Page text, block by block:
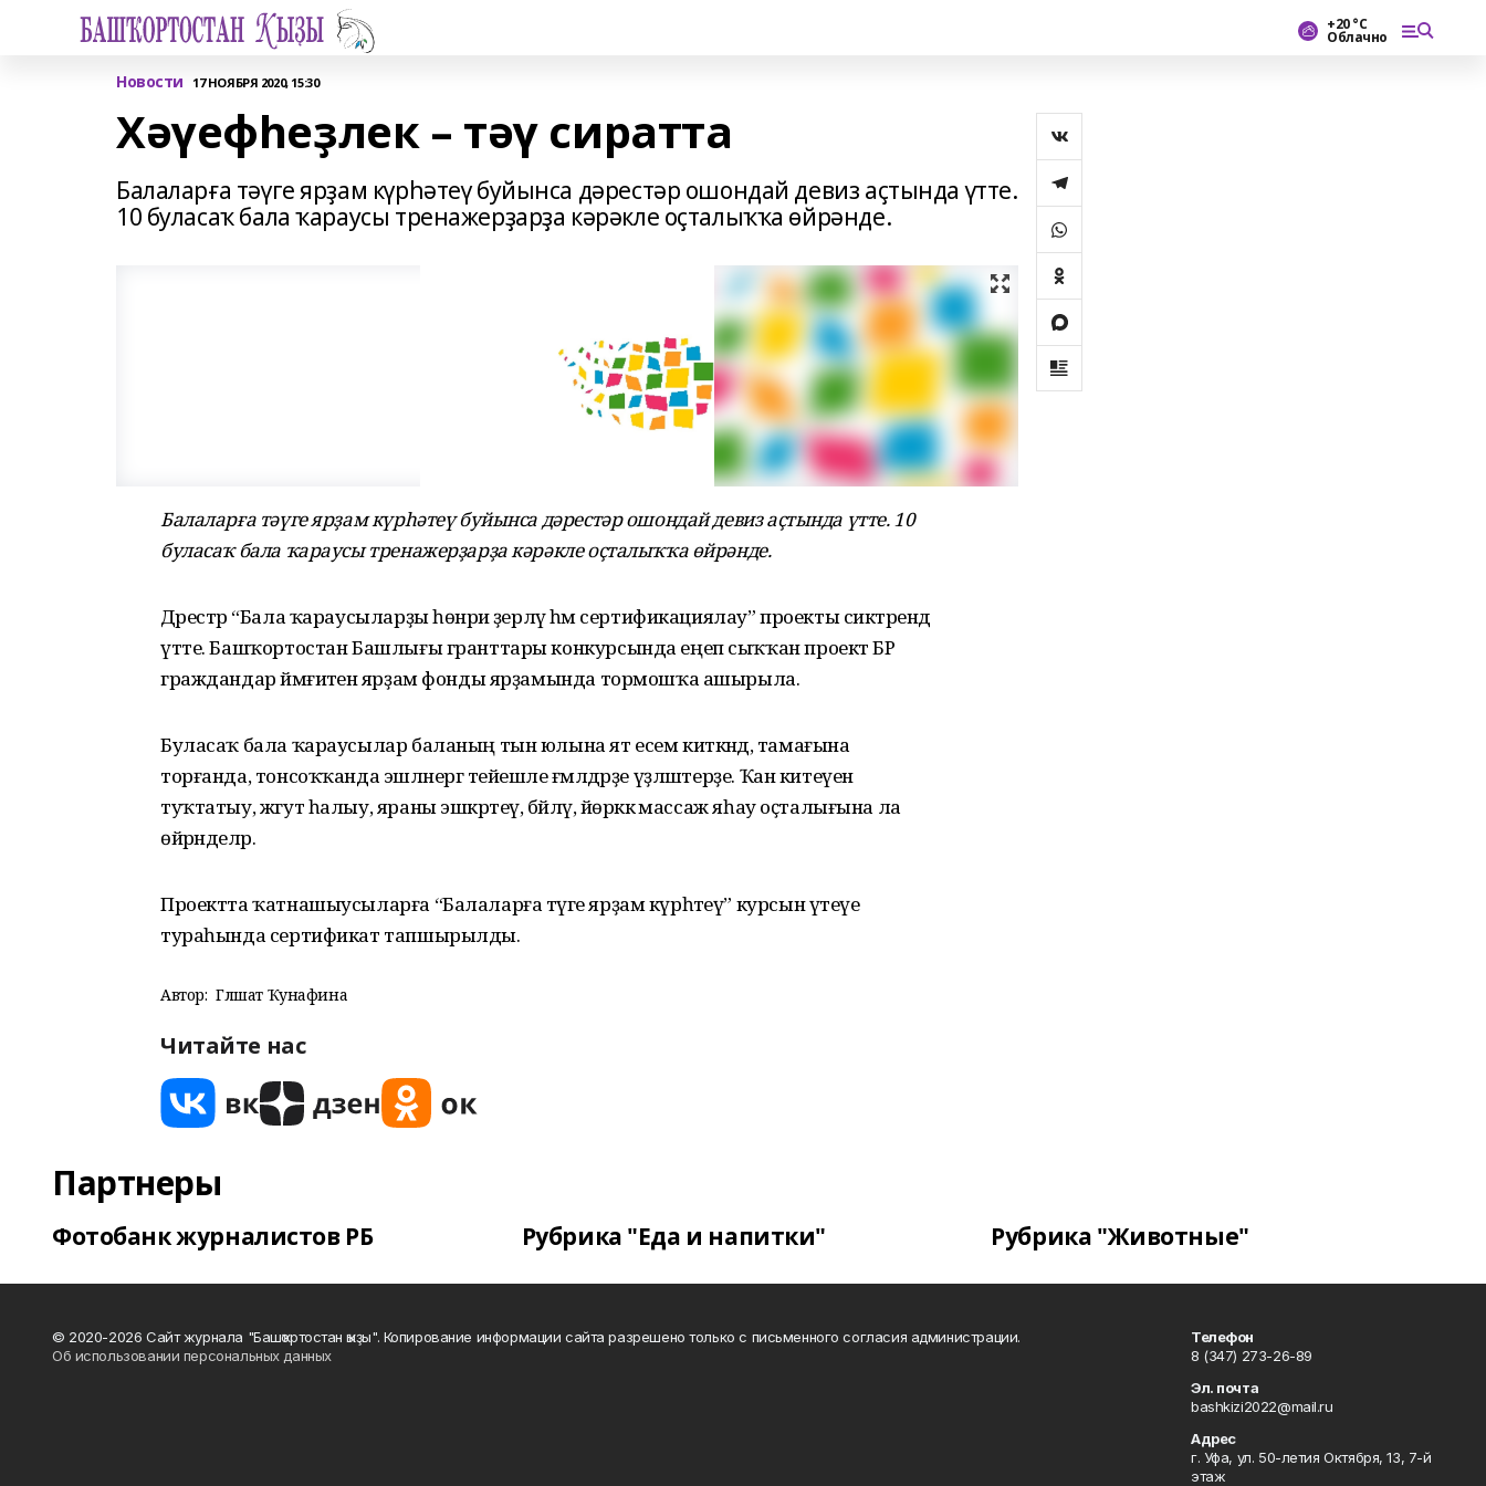
+20 °С
Облачно
Новости 17 НОЯБРЯ 2020, 15:30
Хәүефһеҙлек – тәү сиратта
Балаларға тәүге ярҙам күрһәтеү буйынса дәрестәр ошондай девиз аҫтында үтте.
10 буласаҡ бала ҡараусы тренажерҙарҙа кәрәкле оҫталыҡҡа өйрәнде.
Балаларға тәүге ярҙам күрһәтеү буйынса дәрестәр ошондай девиз аҫтында үтте. 10
буласаҡ бала ҡараусы тренажерҙарҙа кәрәкле оҫталыҡҡа өйрәнде.
Дәрестәр “Бала ҡараусыларҙы һөнәри әҙерләү һәм сертификациялау” проекты сиктәрендә
үтте. Башҡортостан Башлығы гранттары конкурсында еңеп сыҡҡан проект БР
граждандар йәмғиәтенә ярҙам фонды ярҙамында тормошҡа ашырыла.
Буласаҡ бала ҡараусылар баланың тын юлына ят есем киткәндә, тамағына
торғанда, тонсоҡҡанда эшләнергә тейешле ғәмәлдәрҙе үҙләштерҙе. Ҡан китеүен
туҡтатыу, жгут һалыу, яраны эшкәртеү, бәйләү, йөрәккә массаж яһау оҫталығына ла
өйрәнделәр.
Проектта ҡатнашыусыларға “Балаларға тәүге ярҙам күрһәтеү” курсын үтеүе
тураһында сертификат тапшырылды.
Автор: Гөлшат Ҡунафина
Читайте нас
Партнеры
Фотобанк журналистов РБ Рубрика "Еда и напитки" Рубрика "Животные"
© 2020-2026 Сайт журнала "Башҡортостан ҡыҙы". Копирование информации сайта разрешено только с письменного согласия администрации.
Об использовании персональных данных
Телефон
8 (347) 273-26-89
Эл. почта
bashkizi2022@mail.ru
Адрес
г. Уфа, ул. 50-летия Октября, 13, 7-й
этаж